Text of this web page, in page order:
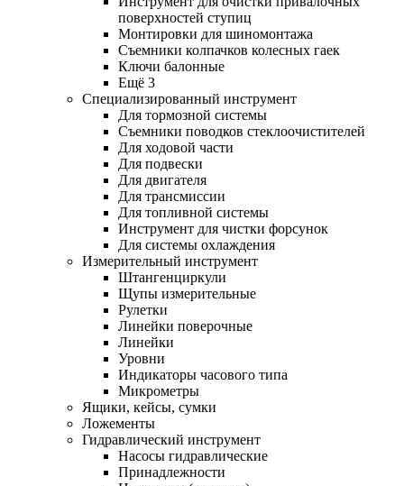
поверхностей ступиц
Монтировки для шиномонтажа
Съемники колпачков колесных гаек
Ключи балонные
Ещё 3
Специализированный инструмент
Для тормозной системы
Съемники поводков стеклоочистителей
Для ходовой части
Для подвески
Для двигателя
Для трансмиссии
Для топливной системы
Инструмент для чистки форсунок
Для системы охлаждения
Измерительный инструмент
Штангенциркули
Щупы измерительные
Рулетки
Линейки поверочные
Линейки
Уровни
Индикаторы часового типа
Микрометры
Ящики, кейсы, сумки
Ложементы
Гидравлический инструмент
Насосы гидравлические
Принадлежности